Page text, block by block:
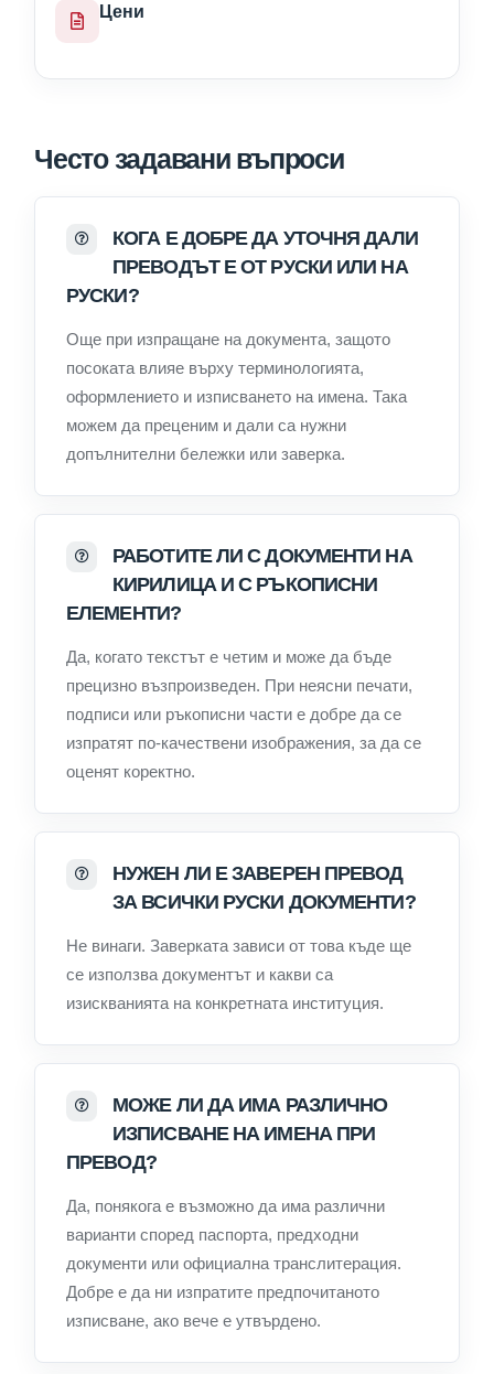
Цени
Често задавани въпроси
КОГА Е ДОБРЕ ДА УТОЧНЯ ДАЛИ
ПРЕВОДЪТ Е ОТ РУСКИ ИЛИ НА
РУСКИ?
Още при изпращане на документа, защото
посоката влияе върху терминологията,
оформлението и изписването на имена. Така
можем да преценим и дали са нужни
допълнителни бележки или заверка.
РАБОТИТЕ ЛИ С ДОКУМЕНТИ НА
КИРИЛИЦА И С РЪКОПИСНИ
ЕЛЕМЕНТИ?
Да, когато текстът е четим и може да бъде
прецизно възпроизведен. При неясни печати,
подписи или ръкописни части е добре да се
изпратят по-качествени изображения, за да се
оценят коректно.
НУЖЕН ЛИ Е ЗАВЕРЕН ПРЕВОД
ЗА ВСИЧКИ РУСКИ ДОКУМЕНТИ?
Не винаги. Заверката зависи от това къде ще
се използва документът и какви са
изискванията на конкретната институция.
МОЖЕ ЛИ ДА ИМА РАЗЛИЧНО
ИЗПИСВАНЕ НА ИМЕНА ПРИ
ПРЕВОД?
Да, понякога е възможно да има различни
варианти според паспорта, предходни
документи или официална транслитерация.
Добре е да ни изпратите предпочитаното
изписване, ако вече е утвърдено.